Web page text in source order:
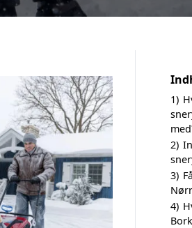
1)
2)
3)
4)